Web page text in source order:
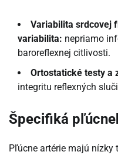
Variabilita srdcovej
variabilita: nepriamo
baroreflexnej citlivosti.
Ortostatické testy a
integritu reflexných
Špecifiká
Pľúcne artérie majú